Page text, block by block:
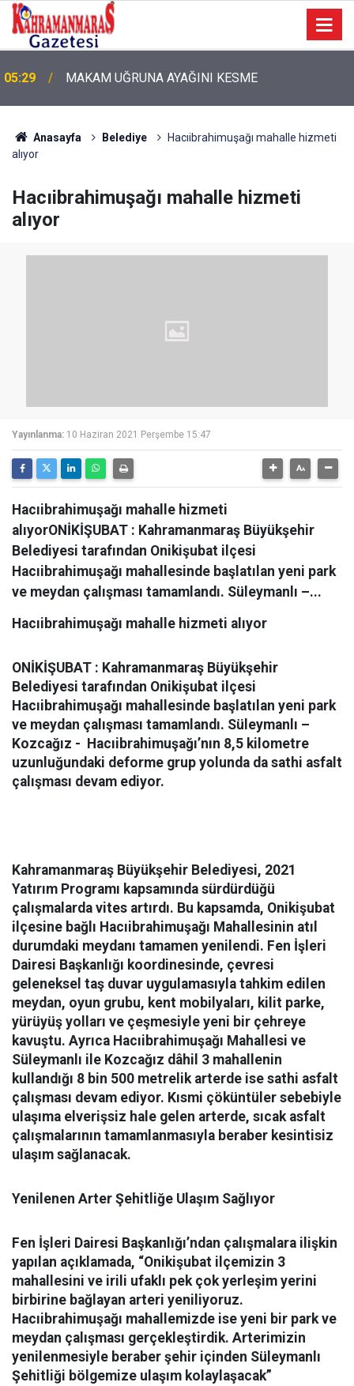
05:29 MAKAM UĞRUNA AYAĞINI KESME
05:11 Bugün Dosta Gidiyorum!
Anasayfa Belediye
Hacıibrahimuşağı mahalle hizmeti
alıyor
Hacıibrahimuşağı mahalle hizmeti
alıyor
Yayınlanma: 10 Haziran 2021 Perşembe 15:47
Hacıibrahimuşağı mahalle hizmeti
alıyorONİKİŞUBAT : Kahramanmaraş Büyükşehir
Belediyesi tarafından Onikişubat ilçesi
Hacıibrahimuşağı mahallesinde başlatılan yeni park
ve meydan çalışması tamamlandı. Süleymanlı –...
Hacıibrahimuşağı mahalle hizmeti alıyor
ONİKİŞUBAT : Kahramanmaraş Büyükşehir
Belediyesi tarafından Onikişubat ilçesi
Hacıibrahimuşağı mahallesinde başlatılan yeni park
ve meydan çalışması tamamlandı. Süleymanlı –
Kozcağız - Hacıibrahimuşağı’nın 8,5 kilometre
uzunluğundaki deforme grup yolunda da sathi asfalt
çalışması devam ediyor.
Kahramanmaraş Büyükşehir Belediyesi, 2021
Yatırım Programı kapsamında sürdürdüğü
çalışmalarda vites artırdı. Bu kapsamda, Onikişubat
ilçesine bağlı Hacıibrahimuşağı Mahallesinin atıl
durumdaki meydanı tamamen yenilendi. Fen İşleri
Dairesi Başkanlığı koordinesinde, çevresi
geleneksel taş duvar uygulamasıyla tahkim edilen
meydan, oyun grubu, kent mobilyaları, kilit parke,
yürüyüş yolları ve çeşmesiyle yeni bir çehreye
kavuştu. Ayrıca Hacıibrahimuşağı Mahallesi ve
Süleymanlı ile Kozcağız dâhil 3 mahallenin
kullandığı 8 bin 500 metrelik arterde ise sathi asfalt
çalışması devam ediyor. Kısmi çöküntüler sebebiyle
ulaşıma elverişsiz hale gelen arterde, sıcak asfalt
çalışmalarının tamamlanmasıyla beraber kesintisiz
ulaşım sağlanacak.
Yenilenen Arter Şehitliğe Ulaşım Sağlıyor
Fen İşleri Dairesi Başkanlığı’ndan çalışmalara ilişkin
yapılan açıklamada, “Onikişubat ilçemizin 3
mahallesini ve irili ufaklı pek çok yerleşim yerini
birbirine bağlayan arteri yeniliyoruz.
Hacıibrahimuşağı mahallemizde ise yeni bir park ve
meydan çalışması gerçekleştirdik. Arterimizin
yenilenmesiyle beraber şehir içinden Süleymanlı
Şehitliği bölgemize ulaşım kolaylaşacak”